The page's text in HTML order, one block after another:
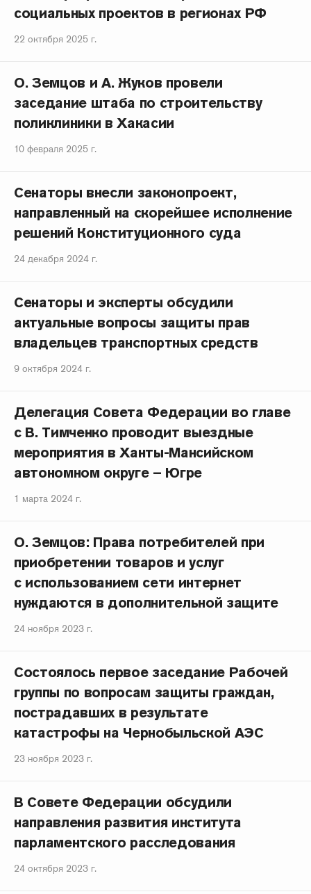
социальных проектов в регионах РФ
22 октября 2025 г.
О. Земцов и А. Жуков провели
заседание штаба по строительству
поликлиники в Хакасии
10 февраля 2025 г.
Сенаторы внесли законопроект,
направленный на скорейшее исполнение
решений Конституционного суда
24 декабря 2024 г.
Сенаторы и эксперты обсудили
актуальные вопросы защиты прав
владельцев транспортных средств
9 октября 2024 г.
Делегация Совета Федерации во главе
с В. Тимченко проводит выездные
мероприятия в Ханты-Мансийском
автономном округе – Югре
1 марта 2024 г.
О. Земцов: Права потребителей при
приобретении товаров и услуг
с использованием сети интернет
нуждаются в дополнительной защите
24 ноября 2023 г.
Состоялось первое заседание Рабочей
группы по вопросам защиты граждан,
пострадавших в результате
катастрофы на Чернобыльской АЭС
23 ноября 2023 г.
В Совете Федерации обсудили
направления развития института
парламентского расследования
24 октября 2023 г.